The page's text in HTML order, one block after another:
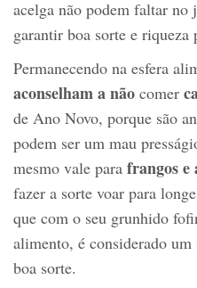
acelga não podem faltar no
garantir boa sorte e riqueza
Permanecendo na esfera
aconselham a não comer
de Ano Novo, porque são
podem ser um mau
mesmo vale para frangos e
fazer a sorte voar para
que com o seu grunhido
alimento, é considerado
boa sorte.